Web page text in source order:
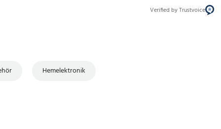
Verified by Trustvoice
Hemelektronik